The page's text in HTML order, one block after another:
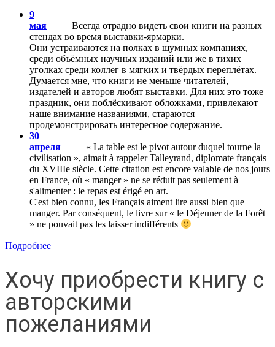
9
мая
Всегда отрадно видеть свои книги на разных
стендах во время выставки-ярмарки.
Они устраиваются на полках в шумных компаниях,
среди объёмных научных изданий или же в тихих
уголках среди коллег в мягких и твёрдых переплётах.
Думается мне, что книги не меньше читателей,
издателей и авторов любят выставки. Для них это тоже
праздник, они поблёскивают обложками, привлекают
наше внимание названиями, стараются
продемонстрировать интересное содержание.
30
апреля
« La table est le pivot autour duquel tourne la
civilisation », aimait à rappeler Talleyrand, diplomate français
du XVIIIe siècle. Cette citation est encore valable de nos jours
en France, où « manger » ne se réduit pas seulement à
s'alimenter : le repas est érigé en art.
C'est bien connu, les Français aiment lire aussi bien que
manger. Par conséquent, le livre sur « le Déjeuner de la Forêt
» ne pouvait pas les laisser indifférents
Подробнее
Хочу приобрести книгу с
авторскими
пожеланиями